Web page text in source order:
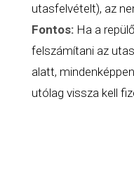
utasfelvételt), az
Fontos: Ha a
felszámítani az
alatt,
utólag vissza kell